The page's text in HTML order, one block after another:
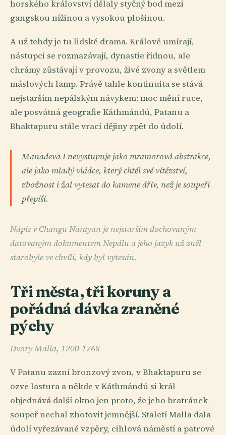
horského království dělaly styčný bod mezi
gangskou nížinou a vysokou plošinou.
A už tehdy je tu lidské drama. Králové umírají,
nástupci se rozmazávají, dynastie řídnou, ale
chrámy zůstávají v provozu, živé zvony a světlem
máslových lamp. Právě tahle kontinuita se stává
nejstarším nepálským návykem: moc mění ruce,
ale posvátná geografie Káthmándú, Patanu a
Bhaktapuru stále vrací dějiny zpět do údolí.
Manadeva I nevystupuje jako mramorová abstrakce,
ale jako mladý vládce, který chtěl své vítězství,
zbožnost i žal vytesat do kamene dřív, než je soupeři
přepíší.
Nápis v Changu Narayan je nejstarším dochovaným
datovaným dokumentem Nepálu a jeho jazyk už zněl
starobyle ve chvíli, kdy byl vytesán.
Tři města, tři koruny a
pořádná dávka zraněné
pýchy
Dvory Malla, 1200-1768
V Patanu zazní bronzový zvon, v Bhaktapuru se
ozve lastura a někde v Káthmándú si král
objednává další okno jen proto, že jeho bratránek-
soupeř nechal zhotovit jemnější. Staletí Malla dala
údolí vyřezávané vzpěry, cihlová náměstí a patrové